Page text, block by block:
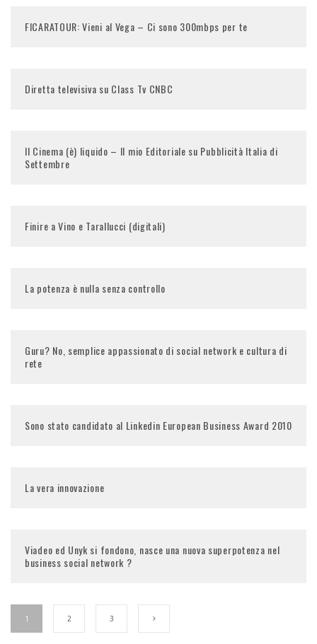
FICARATOUR: Vieni al Vega – Ci sono 300mbps per te
Diretta televisiva su Class Tv CNBC
Il Cinema (è) liquido – Il mio Editoriale su Pubblicità Italia di
Settembre
Finire a Vino e Tarallucci (digitali)
La potenza è nulla senza controllo
Guru? No, semplice appassionato di social network e cultura di
rete
Sono stato candidato al Linkedin European Business Award 2010
La vera innovazione
Viadeo ed Unyk si fondono, nasce una nuova superpotenza nel
business social network ?
1 2 3